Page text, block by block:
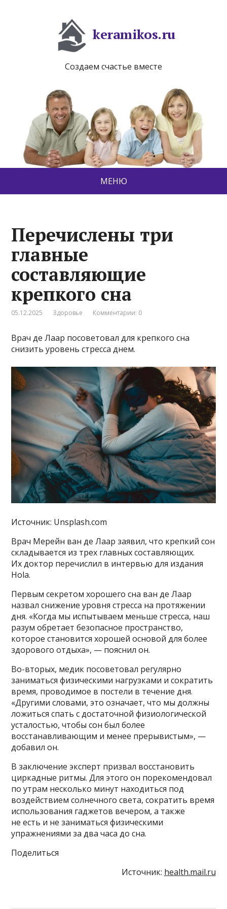
keramikos.ru
Создаем счастье вместе
МЕНЮ
Перечислены три
главные
составляющие
крепкого сна
05.12.2025 Здоровье Комментарии: 0
Врач де Лаар посоветовал для крепкого сна
снизить уровень стресса днем.
Источник: Unsplash.com
Врач Мерейн ван де Лаар заявил, что крепкий сон
складывается из трех главных составляющих.
Их доктор перечислил в интервью для издания
Hola.
Первым секретом хорошего сна ван де Лаар
назвал снижение уровня стресса на протяжении
дня. «Когда мы испытываем меньше стресса, наш
разум обретает безопасное пространство,
которое становится хорошей основой для более
здорового отдыха», — пояснил он.
Во-вторых, медик посоветовал регулярно
заниматься физическими нагрузками и сократить
время, проводимое в постели в течение дня.
«Другими словами, это означает, что мы должны
ложиться спать с достаточной физиологической
усталостью, чтобы сон был более
восстанавливающим и менее прерывистым», —
добавил он.
В заключение эксперт призвал восстановить
циркадные ритмы. Для этого он порекомендовал
по утрам несколько минут находиться под
воздействием солнечного света, сократить время
использования гаджетов вечером, а также
не есть и не заниматься физическими
упражнениями за два часа до сна.
Поделиться
Источник: health.mail.ru